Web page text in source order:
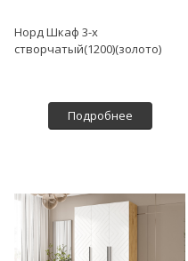
Норд Шкаф 3-х
створчатый(1200)(золото)
Подробнее